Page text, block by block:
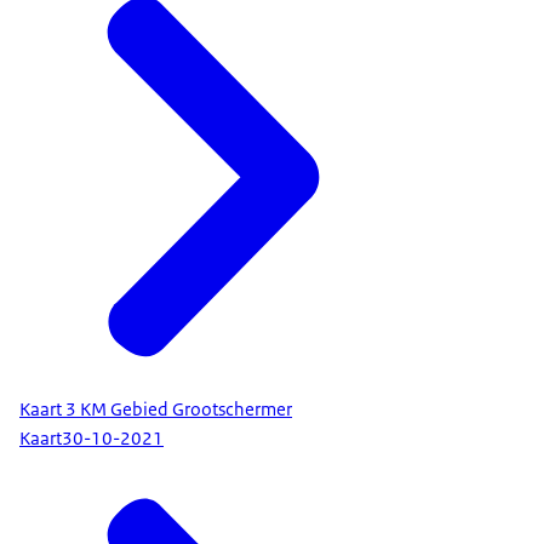
Kaart 3 KM Gebied Grootschermer
Kaart30-10-2021